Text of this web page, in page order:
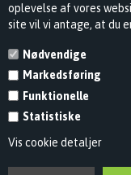
oplevelse af vores
site vil vi antage, at du
Nødvendige
Markedsføring
Funktionelle
Statistiske
Vis cookie detaljer
KONTAKT
INFORMATION
NYHEDSBREV